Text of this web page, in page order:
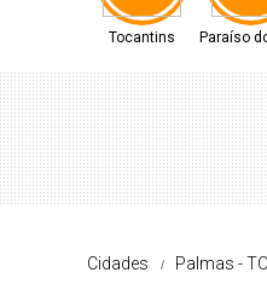
Tocantins Paraíso
Cidades Palmas - TO